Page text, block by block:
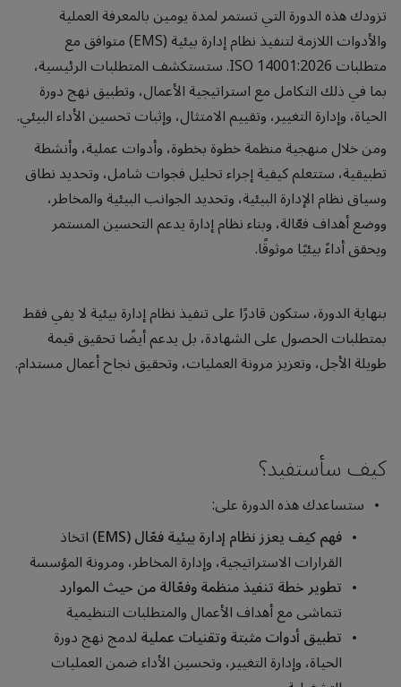
تزودك هذه الدورة التي تستمر لمدة يومين بالمعرفة العملية
والأدوات اللازمة لتنفيذ نظام إدارة بيئية (EMS) متوافق مع
متطلبات ISO 14001:2026. ستستكشف المتطلبات الرئيسية،
بما في ذلك التكامل مع استراتيجية الأعمال، وتطبيق نهج دورة
الحياة، وإدارة التغيير، وتقييم الامتثال، وإثبات تحسين الأداء البيئي.
ومن خلال منهجية منظمة خطوة بخطوة، وأدوات عملية، وأنشطة
تطبيقية، ستتعلم كيفية إجراء تحليل فجوات شامل، وتحديد نطاق
وسياق نظام الإدارة البيئية، وتحديد الجوانب البيئية والمخاطر،
ووضع أهداف فعّالة، وبناء نظام إدارة يدعم التحسين المستمر
ويحقق أداءً بيئيًا موثوقًا.
بنهاية الدورة، ستكون قادرًا على تنفيذ نظام إدارة بيئية لا يفي فقط
بمتطلبات الحصول على الشهادة، بل يدعم أيضًا تحقيق قيمة
طويلة الأجل، وتعزيز مرونة العمليات، وتحقيق نجاح أعمال مستدام.
كيف سأستفيد؟
ستساعدك هذه الدورة على:
فهم كيف يعزز نظام إدارة بيئية فعّال (EMS)
اتخاذ
القرارات الاستراتيجية، وإدارة المخاطر، ومرونة المؤسسة
تطوير خطة تنفيذ منظمة وفعّالة من حيث الموارد
تتماشى مع أهداف الأعمال والمتطلبات التنظيمية
تطبيق أدوات مثبتة وتقنيات عمليةلدمج نهج دورة
الحياة، وإدارة التغيير، وتحسين الأداء ضمن العمليات